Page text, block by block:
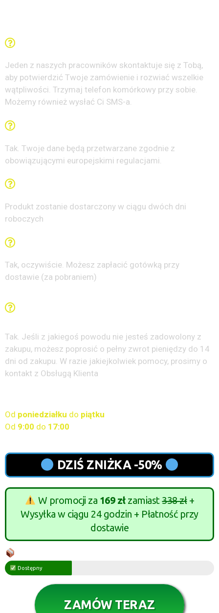
Jeden z naszych pracowników skontaktuje się z Tobą,
aby potwierdzić Twoje zamówienie i rozwiać wszelkie
wątpliwości. Trzymaj telefon komórkowy przy sobie.
Możemy również wysłać Ci SMS-a.
Tak. Twoje dane będą przetwarzane zgodnie z
obowiązującymi europejskimi regulacjami.
Produkt zostanie dostarczony w ciągu dwóch dni
roboczych
Tak, oczywiście. Możesz zapłacić gotówką przy
dostawie (za pobraniem)
Tak. Jeśli z jakiegoś powodu nie jesteś zadowolony z
zakupu, możesz poprosić o pełny zwrot pieniędzy do 14
dni od zakupu. W razie jakiejkolwiek pomocy, prosimy o
kontakt z Obsługą Klienta
Od poniedziałku do piątku
Od 9:00 do 17:00
DZIŚ ZNIŻKA -50%
W promocji za 169 złzamiast338 zł+
Wysyłka w ciągu 24 godzin + Płatność przy
dostawie
Dostępny
ZAMÓW TERAZ